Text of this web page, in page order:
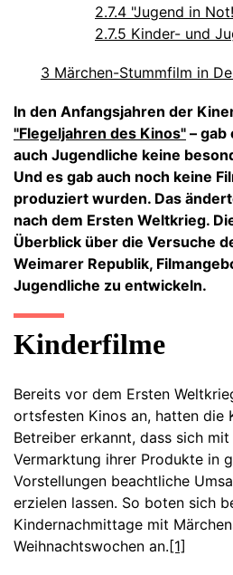
2.7.4 "Jugend in
2.7.5 Kinder- und
3 Märchen-Stummfilm in
In den Anfangsjahren der
"Flegeljahren des Kinos" – gab
auch Jugendliche keine
Und es gab auch noch keine
produziert wurden. Das
nach dem Ersten Weltkrieg.
Überblick über die Versuche
Weimarer Republik,
Jugendliche zu entwickeln.
Kinderfilme
Bereits vor dem Ersten
ortsfesten Kinos an, hatten die
Betreiber erkannt, dass sich
Vermarktung ihrer Produkte in
Vorstellungen beachtliche
erzielen lassen. So boten sich
Kindernachmittage mit
Weihnachtswochen an. [1]